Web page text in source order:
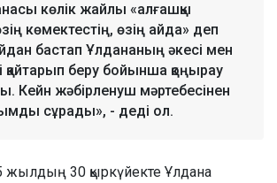
көлік жайлы «алғашқы
көмектестің, өзің айда» деп
бастап Ұлдананың әкесі мен
қайтарып беру бойынша қоңырау
Кейн жәбірленуш мәртебесінен
сұрады», - деді ол.
жылдың 30 қыркүйекте Ұлдана